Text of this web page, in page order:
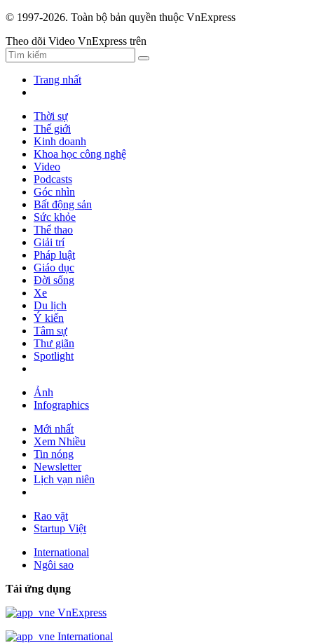
© 1997-2026. Toàn bộ bản quyền thuộc VnExpress
Theo dõi Video VnExpress trên
Trang nhất
Thời sự
Thế giới
Kinh doanh
Khoa học công nghệ
Video
Podcasts
Góc nhìn
Bất động sản
Sức khỏe
Thể thao
Giải trí
Pháp luật
Giáo dục
Đời sống
Xe
Du lịch
Ý kiến
Tâm sự
Thư giãn
Spotlight
Ảnh
Infographics
Mới nhất
Xem Nhiều
Tin nóng
Newsletter
Lịch vạn niên
Rao vặt
Startup Việt
International
Ngôi sao
Tải ứng dụng
VnExpress
International